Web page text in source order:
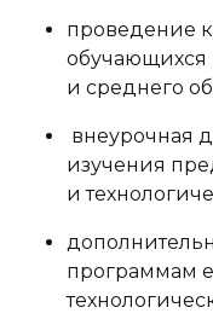
проведение
обучающихся
и среднего
внеурочная
изучения
и
программам